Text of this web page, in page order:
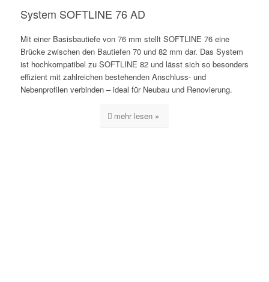
System SOFTLINE 76 AD
Mit einer Basisbautiefe von 76 mm stellt SOFTLINE 76 eine
Brücke zwischen den Bautiefen 70 und 82 mm dar. Das System
ist hochkompatibel zu SOFTLINE 82 und lässt sich so besonders
effizient mit zahlreichen bestehenden Anschluss- und
Nebenprofilen verbinden – ideal für Neubau und Renovierung.
mehr lesen »